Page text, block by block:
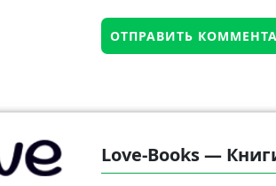
Love-Books —